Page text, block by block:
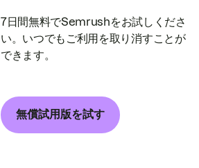
7日間無料でSemrushをお試しくださ
い。いつでもご利用を取り消すことが
できます。
無償試用版を試す